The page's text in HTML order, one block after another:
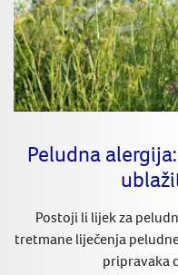
Peludna
Postoji li lijek za
tretmane liječenja
pripravaka